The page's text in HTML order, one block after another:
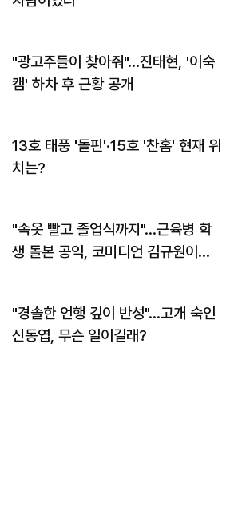
"광고주들이 찾아줘"…진태현, '이숙
캠' 하차 후 근황 공개
13호 태풍 '돌핀'·15호 '찬홈' 현재 위
치는?
"속옷 빨고 졸업식까지"…근육병 학
생 돌본 공익, 코미디언 김규원이었
"경솔한 언행 깊이 반성"…고개 숙인
신동엽, 무슨 일이길래?